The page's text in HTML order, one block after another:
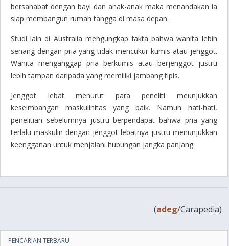
bersahabat dengan bayi dan anak-anak maka menandakan ia
siap membangun rumah tangga di masa depan.
Studi lain di Australia mengungkap fakta bahwa wanita lebih
senang dengan pria yang tidak mencukur kumis atau jenggot.
Wanita menganggap pria berkumis atau berjenggot justru
lebih tampan daripada yang memiliki jambang tipis.
Jenggot lebat menurut para peneliti meunjukkan
keseimbangan maskulinitas yang baik. Namun hati-hati,
penelitian sebelumnya justru berpendapat bahwa pria yang
terlalu maskulin dengan jenggot lebatnya justru menunjukkan
keengganan untuk menjalani hubungan jangka panjang.
(adeg/Carapedia)
PENCARIAN TERBARU